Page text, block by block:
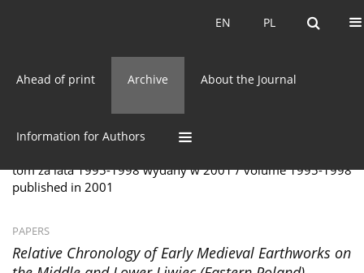
PL
EN PL
EN
Ahead of print Archive About the Journal
Information for Authors
Archive
54/2001 vol. LIV
tom za lata 1995-1998 wydany w 2001 / volume 1995-1998
published in 2001
PAPERS
Relative Chronology of Early Medieval Earthworks on